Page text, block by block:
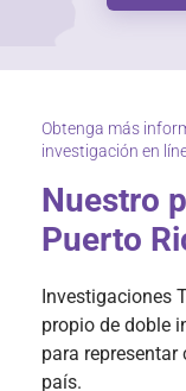
Obtenga más
investigación en
Nuestro
Puerto
Investigaciones
propio de doble
para
país.